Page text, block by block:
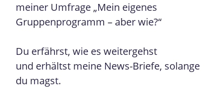
meiner Umfrage „Mein eigenes
Gruppenprogramm – aber wie?“
Du erfährst, wie es weitergehst
und erhältst meine News-Briefe, solange
du magst.